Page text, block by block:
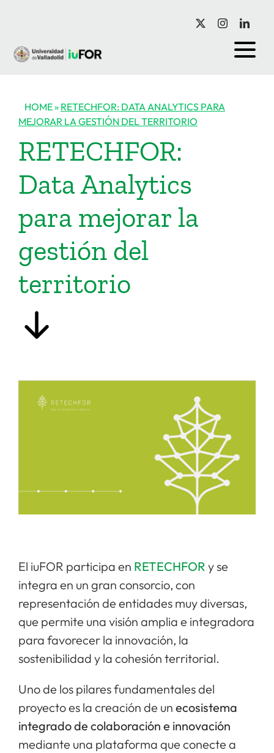
contenido
HOME» RETECHFOR: DATA ANALYTICS PARA
MEJORAR LA GESTIÓN DEL TERRITORIO
RETECHFOR:
Data Analytics
para mejorar la
gestión del
territorio
El iuFOR participa en RETECHFOR y se
integra en un gran consorcio, con
representación de entidades muy diversas,
que permite una visión amplia e integradora
para favorecer la innovación, la
sostenibilidad y la cohesión territorial.
Uno de los pilares fundamentales del
proyecto es la creación de un ecosistema
integrado de colaboración e innovación
mediante una plataforma que conecte a